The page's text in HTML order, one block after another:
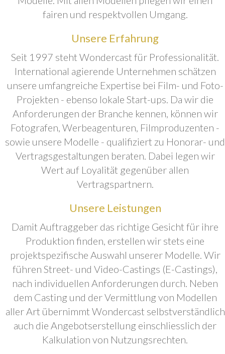
fairen und respektvollen Umgang.
Unsere Erfahrung
Seit 1997 steht Wondercast für Professionalität.
International agierende Unternehmen schätzen
unsere umfangreiche Expertise bei Film- und Foto-
Projekten - ebenso lokale Start-ups. Da wir die
Anforderungen der Branche kennen, können wir
Fotografen, Werbeagenturen, Filmproduzenten -
sowie unsere Modelle - qualifiziert zu Honorar- und
Vertragsgestaltungen beraten. Dabei legen wir
Wert auf Loyalität gegenüber allen
Vertragspartnern.
Unsere Leistungen
Damit Auftraggeber das richtige Gesicht für ihre
Produktion finden, erstellen wir stets eine
projektspezifische Auswahl unserer Modelle. Wir
führen Street- und Video-Castings (E-Castings),
nach individuellen Anforderungen durch. Neben
dem Casting und der Vermittlung von Modellen
aller Art übernimmt Wondercast selbstverständlich
auch die Angebotserstellung einschliesslich der
Kalkulation von Nutzungsrechten.